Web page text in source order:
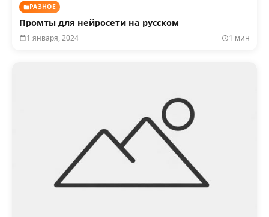
РАЗНОЕ
Промты для нейросети на русском
1 января, 2024 1 мин